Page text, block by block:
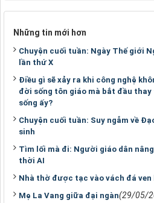
Những tin mới hơn
Chuyện cuối tuần: Ngày Thế giới
lần thứ X
Điều gì sẽ xảy ra khi công nghệ
đời sống tôn giáo mà bắt đầu
sống ấy?
Chuyện cuối tuần: Suy ngẫm về
sinh
Tìm lối mà đi: Người giáo dân
thời AI
Nhà thờ được tạc vào vách đá ven
Mẹ La Vang giữa đại ngàn(29/05/